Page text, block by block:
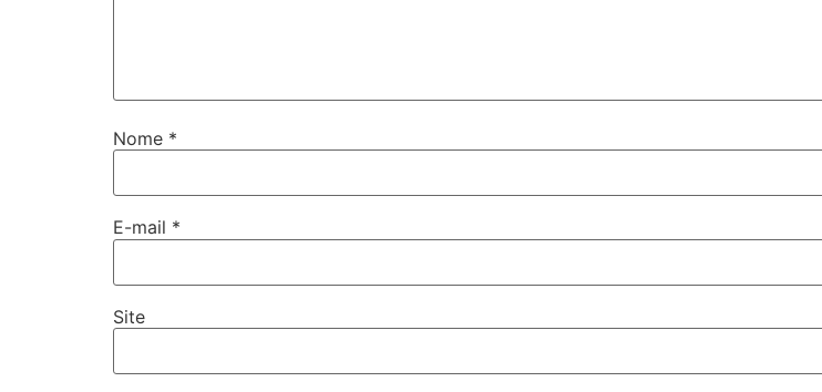
Nome *
E-mail *
Site